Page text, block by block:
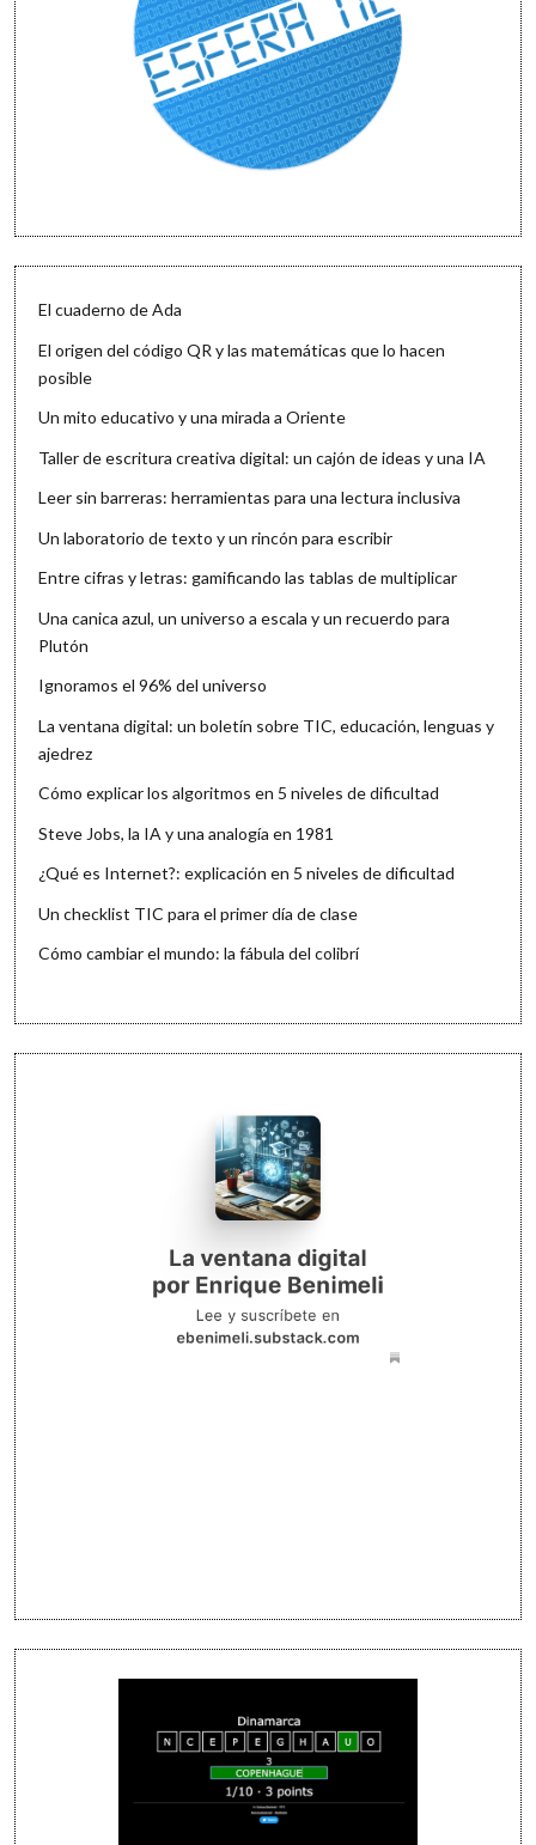
El cuaderno de Ada
El origen del código QR y las matemáticas que lo hacen
posible
Un mito educativo y una mirada a Oriente
Taller de escritura creativa digital: un cajón de ideas y una IA
Leer sin barreras: herramientas para una lectura inclusiva
Un laboratorio de texto y un rincón para escribir
Entre cifras y letras: gamificando las tablas de multiplicar
Una canica azul, un universo a escala y un recuerdo para
Plutón
Ignoramos el 96% del universo
La ventana digital: un boletín sobre TIC, educación, lenguas y
ajedrez
Cómo explicar los algoritmos en 5 niveles de dificultad
Steve Jobs, la IA y una analogía en 1981
¿Qué es Internet?: explicación en 5 niveles de dificultad
Un checklist TIC para el primer día de clase
Cómo cambiar el mundo: la fábula del colibrí